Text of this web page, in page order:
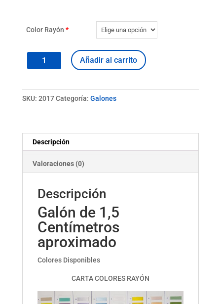
Color Rayón *
Galón
2017
Añadir al carrito
SKU: 2017 Categoría: Galones
Descripción
Valoraciones (0)
Descripción
Galón de 1,5
Centímetros
aproximado
Colores Disponibles
CARTA COLORES RAYÓN